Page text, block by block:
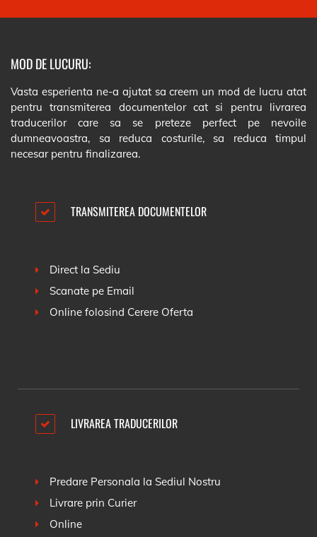
MOD DE LUCURU:
Vasta esperienta ne-a ajutat sa creem un mod de lucru atat
pentru transmiterea documentelor cat si pentru livrarea
traducerilor care sa se preteze perfect pe nevoile
dumneavoastra, sa reduca costurile, sa reduca timpul
necesar pentru finalizarea.
TRANSMITEREA DOCUMENTELOR
Direct la Sediu
Scanate pe Email
Online folosind Cerere Oferta
LIVRAREA TRADUCERILOR
Predare Personala la Sediul Nostru
Livrare prin Curier
Online